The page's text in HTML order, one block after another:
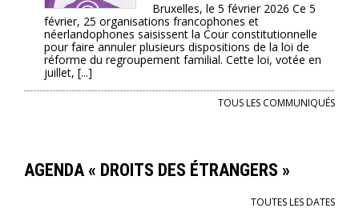
des
leur
Bruxelles, le 5 février 2026 Ce 5
février, 25 organisations francophones et
néerlandophones saisissent la Cour constitutionnelle
pour faire annuler plusieurs dispositions de la loi de
réforme du regroupement familial. Cette loi, votée en
juillet, [...]
TOUS LES COMMUNIQUÉS
AGENDA « DROITS DES ÉTRANGERS »
TOUTES LES DATES